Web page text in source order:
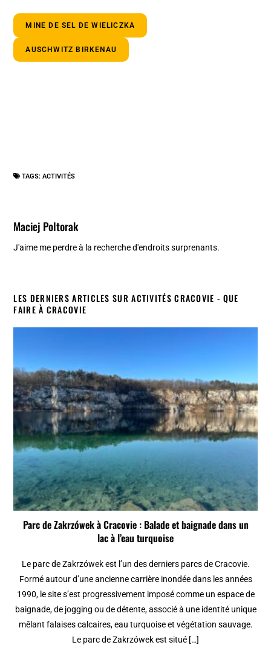
MINE DE SEL DE WIELICZKA
AUSCHWITZ BIRKENAU
TAGS:ACTIVITÉS
Maciej Poltorak
J'aime me perdre à la recherche d'endroits surprenants.
LES DERNIERS ARTICLES SUR ACTIVITÉS CRACOVIE - QUE
FAIRE À CRACOVIE
Parc de Zakrzówek à Cracovie : Balade et baignade dans un
lac à l’eau turquoise
Le parc de Zakrzówek est l’un des derniers parcs de Cracovie.
Formé autour d’une ancienne carrière inondée dans les années
1990, le site s’est progressivement imposé comme un espace de
baignade, de jogging ou de détente, associé à une identité unique
mêlant falaises calcaires, eau turquoise et végétation sauvage.
Le parc de Zakrzówek est situé […]